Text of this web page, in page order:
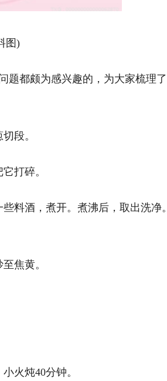
图)
题都颇为感兴趣的，为大家梳理了
段。
打碎。
料酒，煮开。煮沸后，取出洗净。
焦黄。
火炖40分钟。